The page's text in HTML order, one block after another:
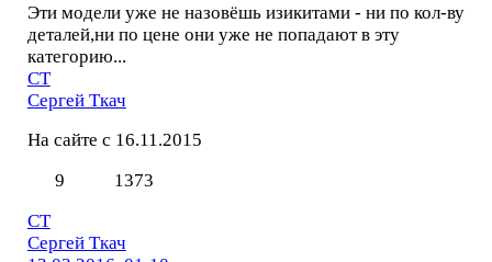
Эти модели уже не назовёшь изикитами - ни по кол-ву
деталей,ни по цене они уже не попадают в эту
категорию...
СТ
Сергей Ткач
На сайте с 16.11.2015
9
1373
СТ
Сергей Ткач